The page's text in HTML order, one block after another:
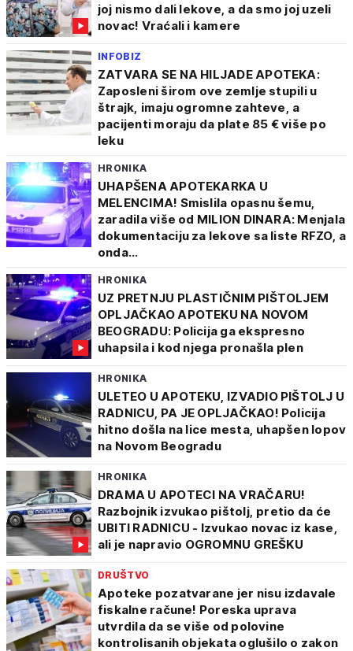
joj nismo dali lekove, a da smo joj uzeli
novac! Vraćali i kamere
INFOBIZ
ZATVARA SE NA HILJADE APOTEKA:
Zaposleni širom ove zemlje stupili u
štrajk, imaju ogromne zahteve, a
pacijenti moraju da plate 85 € više po
leku
HRONIKA
UHAPŠENA APOTEKARKA U
MELENCIMA! Smislila opasnu šemu,
zaradila više od MILION DINARA: Menjala
dokumentaciju za lekove sa liste RFZO, a
onda...
HRONIKA
UZ PRETNJU PLASTIČNIM PIŠTOLJEM
OPLJAČKAO APOTEKU NA NOVOM
BEOGRADU: Policija ga ekspresno
uhapsila i kod njega pronašla plen
HRONIKA
ULETEO U APOTEKU, IZVADIO PIŠTOLJ U
RADNICU, PA JE OPLJAČKAO! Policija
hitno došla na lice mesta, uhapšen lopov
na Novom Beogradu
HRONIKA
DRAMA U APOTECI NA VRAČARU!
Razbojnik izvukao pištolj, pretio da će
UBITI RADNICU - Izvukao novac iz kase,
ali je napravio OGROMNU GREŠKU
DRUŠTVO
Apoteke pozatvarane jer nisu izdavale
fiskalne račune! Poreska uprava
utvrdila da se više od polovine
kontrolisanih objekata oglušilo o zakon